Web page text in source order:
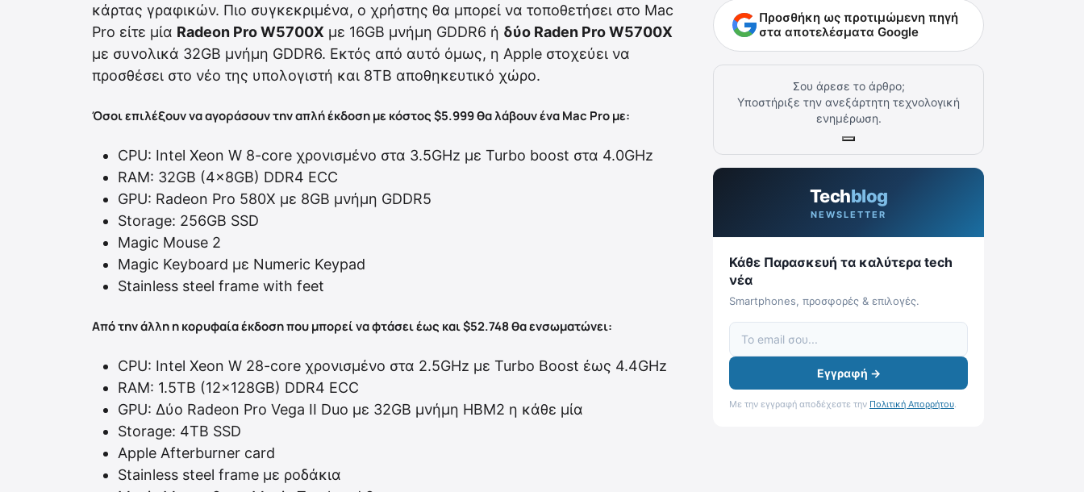
κάρτας γραφικών. Πιο συγκεκριμένα, ο χρήστης θα μπορεί να τοποθετήσει στο Mac
Pro είτε μία Radeon Pro W5700X με 16GB μνήμη GDDR6 ή δύο Raden Pro W5700X
με συνολικά 32GB μνήμη GDDR6. Εκτός από αυτό όμως, η Apple στοχεύει να
προσθέσει στο νέο της υπολογιστή και 8TB αποθηκευτικό χώρο.
Όσοι επιλέξουν να αγοράσουν την απλή έκδοση με κόστος $5.999 θα λάβουν ένα Mac Pro με:
CPU: Intel Xeon W 8-core χρονισμένο στα 3.5GHz με Turbo boost στα 4.0GHz
RAM: 32GB (4x8GB) DDR4 ECC
GPU: Radeon Pro 580X με 8GB μνήμη GDDR5
Storage: 256GB SSD
Magic Mouse 2
Magic Keyboard με Numeric Keypad
Stainless steel frame with feet
Από την άλλη η κορυφαία έκδοση που μπορεί να φτάσει έως και $52.748 θα ενσωματώνει:
CPU: Intel Xeon W 28-core χρονισμένο στα 2.5GHz με Turbo Boost έως 4.4GHz
RAM: 1.5TB (12x128GB) DDR4 ECC
GPU: Δύο Radeon Pro Vega II Duo με 32GB μνήμη HBM2 η κάθε μία
Storage: 4TB SSD
Apple Afterburner card
Stainless steel frame με ροδάκια
Προσθήκη ως προτιμώμενη πηγή
στα αποτελέσματα Google
Σου άρεσε το άρθρο;
Υποστήριξε την ανεξάρτητη τεχνολογική
ενημέρωση.
Techblog
NEWSLETTER
Κάθε Παρασκευή τα καλύτερα tech
νέα
Smartphones, προσφορές & επιλογές.
Εγγραφή →
Με την εγγραφή αποδέχεστε την Πολιτική Απορρήτου.